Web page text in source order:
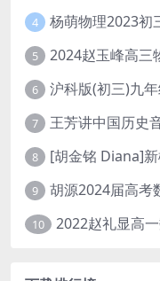
4
5
6
7 王芳讲中国历史
8
9
10